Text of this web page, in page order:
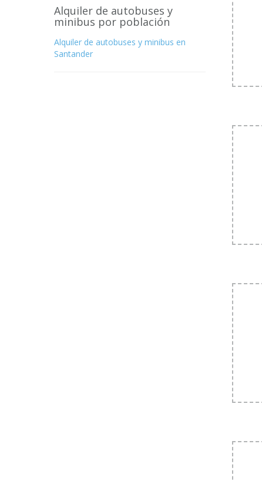
Alquiler de autobuses y
minibus por población
Alquiler de autobuses y minibus en
Santander